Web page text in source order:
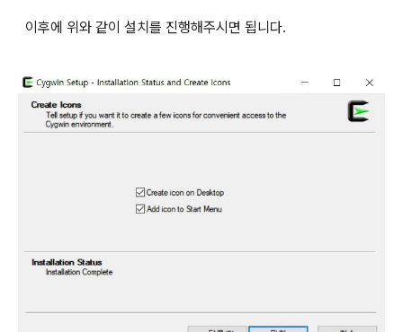
이후에 위와 같이 설치를 진행해주시면 됩니다.